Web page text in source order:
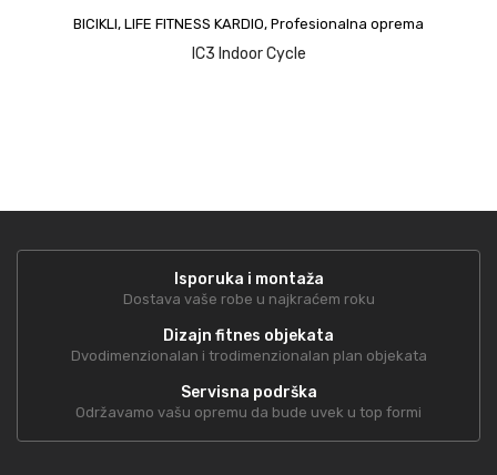
BICIKLI, LIFE FITNESS KARDIO, Profesionalna oprema
IC3 Indoor Cycle
Isporuka i montaža
Dostava vaše robe u najkraćem roku
Dizajn fitnes objekata
Dvodimenzionalan i trodimenzionalan plan objekata
Servisna podrška
Održavamo vašu opremu da bude uvek u top formi